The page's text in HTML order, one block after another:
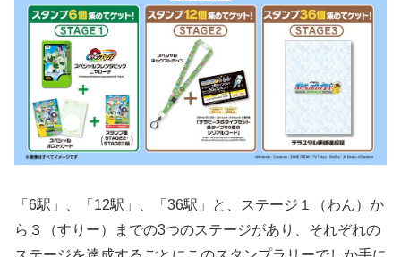
「6駅」、「12駅」、「36駅」と、ステージ１（わん）か
ら３（すりー）までの3つのステージがあり、それぞれの